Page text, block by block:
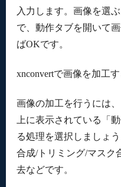
入力します。画像を選
で、動作タブを開いて
ばOKです。
xnconvertで画像を加工
画像の加工を行うには
上に表示されている「
る処理を選択しましょ
合成/トリミング/マスク
去などです。